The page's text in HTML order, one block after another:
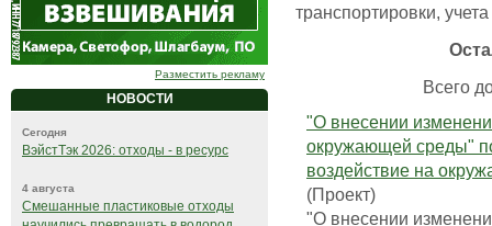
Разместить рекламу
НОВОСТИ
Сегодня
ВэйстТэк 2026: отходы - в ресурс
4 августа
Смешанные пластиковые отходы
транспортировки,
Всего
"О внесении
окружающей среды"
воздействие на
(Проект)
"О внесении